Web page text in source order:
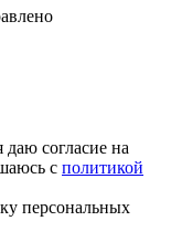
согласие на
c политикой
персональных